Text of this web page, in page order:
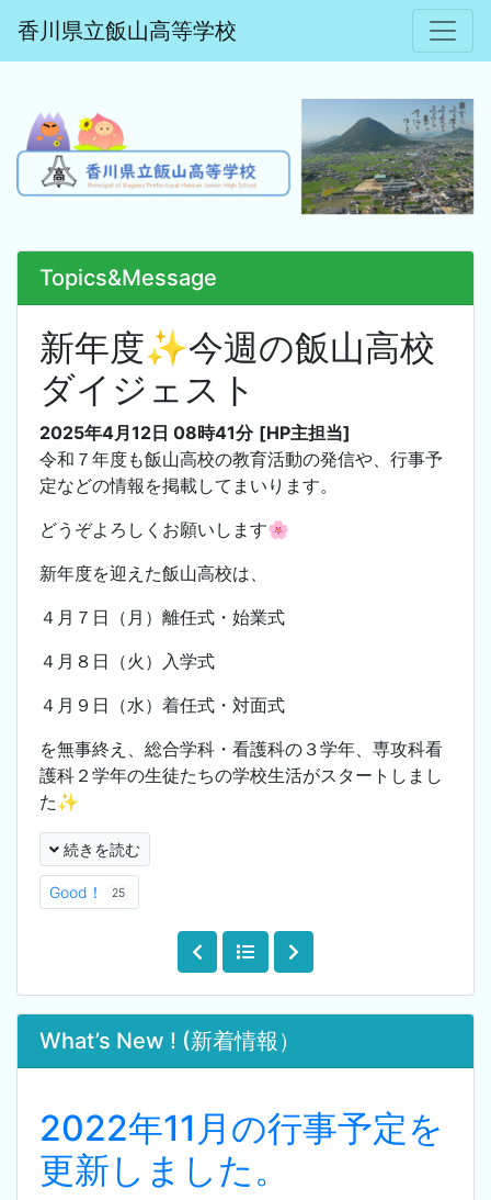
香川県立飯山高等学校
Topics&Message
新年度✨今週の飯山高校
ダイジェスト
2025年4月12日 08時41分 [HP主担当]
令和７年度も飯山高校の教育活動の発信や、行事予
定などの情報を掲載してまいります。
どうぞよろしくお願いします🌸
新年度を迎えた飯山高校は、
４月７日（月）離任式・始業式
４月８日（火）入学式
４月９日（水）着任式・対面式
を無事終え、総合学科・看護科の３学年、専攻科看
護科２学年の生徒たちの学校生活がスタートしまし
た✨
続きを読む
Good！ 25
What’s New ! (新着情報）
2022年11月の行事予定を
更新しました。